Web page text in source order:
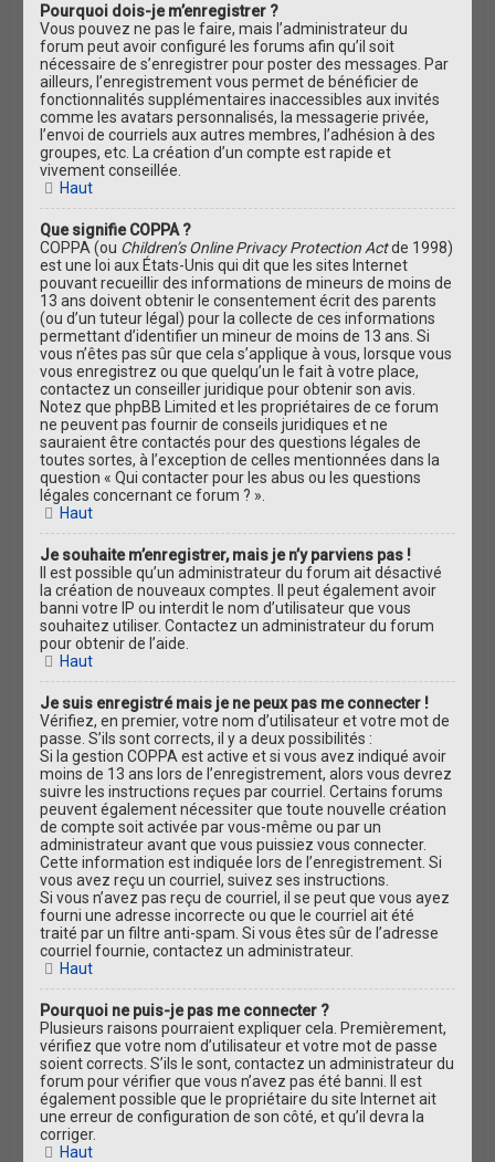
Pourquoi dois-je m’enregistrer ?
Vous pouvez ne pas le faire, mais l’administrateur du
forum peut avoir configuré les forums afin qu’il soit
nécessaire de s’enregistrer pour poster des messages. Par
ailleurs, l’enregistrement vous permet de bénéficier de
fonctionnalités supplémentaires inaccessibles aux invités
comme les avatars personnalisés, la messagerie privée,
l’envoi de courriels aux autres membres, l’adhésion à des
groupes, etc. La création d’un compte est rapide et
vivement conseillée.
Haut
Que signifie COPPA ?
COPPA (ou Children’s Online Privacy Protection Actde 1998)
est une loi aux États-Unis qui dit que les sites Internet
pouvant recueillir des informations de mineurs de moins de
13 ans doivent obtenir le consentement écrit des parents
(ou d’un tuteur légal) pour la collecte de ces informations
permettant d’identifier un mineur de moins de 13 ans. Si
vous n’êtes pas sûr que cela s’applique à vous, lorsque vous
vous enregistrez ou que quelqu’un le fait à votre place,
contactez un conseiller juridique pour obtenir son avis.
Notez que phpBB Limited et les propriétaires de ce forum
ne peuvent pas fournir de conseils juridiques et ne
sauraient être contactés pour des questions légales de
toutes sortes, à l’exception de celles mentionnées dans la
question « Qui contacter pour les abus ou les questions
légales concernant ce forum ? ».
Haut
Je souhaite m’enregistrer, mais je n’y parviens pas !
Il est possible qu’un administrateur du forum ait désactivé
la création de nouveaux comptes. Il peut également avoir
banni votre IP ou interdit le nom d’utilisateur que vous
souhaitez utiliser. Contactez un administrateur du forum
pour obtenir de l’aide.
Haut
Je suis enregistré mais je ne peux pas me connecter !
Vérifiez, en premier, votre nom d’utilisateur et votre mot de
passe. S’ils sont corrects, il y a deux possibilités :
Si la gestion COPPA est active et si vous avez indiqué avoir
moins de 13 ans lors de l’enregistrement, alors vous devrez
suivre les instructions reçues par courriel. Certains forums
peuvent également nécessiter que toute nouvelle création
de compte soit activée par vous-même ou par un
administrateur avant que vous puissiez vous connecter.
Cette information est indiquée lors de l’enregistrement. Si
vous avez reçu un courriel, suivez ses instructions.
Si vous n’avez pas reçu de courriel, il se peut que vous ayez
fourni une adresse incorrecte ou que le courriel ait été
traité par un filtre anti-spam. Si vous êtes sûr de l’adresse
courriel fournie, contactez un administrateur.
Haut
Pourquoi ne puis-je pas me connecter ?
Plusieurs raisons pourraient expliquer cela. Premièrement,
vérifiez que votre nom d’utilisateur et votre mot de passe
soient corrects. S’ils le sont, contactez un administrateur du
forum pour vérifier que vous n’avez pas été banni. Il est
également possible que le propriétaire du site Internet ait
une erreur de configuration de son côté, et qu’il devra la
corriger.
Haut